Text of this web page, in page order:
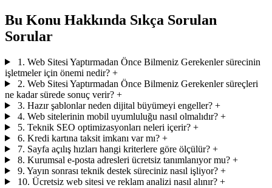
Bu Konu Hakkında Sıkça Sorulan
Sorular
1. Web Sitesi Yaptırmadan Önce Bilmeniz Gerekenler sürecinin
işletmeler için önemi nedir? +
2. Web Sitesi Yaptırmadan Önce Bilmeniz Gerekenler süreçleri
ne kadar sürede sonuç verir? +
3. Hazır şablonlar neden dijital büyümeyi engeller? +
4. Web sitelerinin mobil uyumluluğu nasıl olmalıdır? +
5. Teknik SEO optimizasyonları neleri içerir? +
6. Kredi kartına taksit imkanı var mı? +
7. Sayfa açılış hızları hangi kriterlere göre ölçülür? +
8. Kurumsal e-posta adresleri ücretsiz tanımlanıyor mu? +
9. Yayın sonrası teknik destek süreciniz nasıl işliyor? +
10. Ücretsiz web sitesi ve reklam analizi nasıl alınır? +